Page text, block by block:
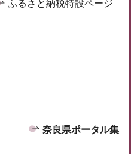
ふるさと納税特設ページ
奈良県ポータル集